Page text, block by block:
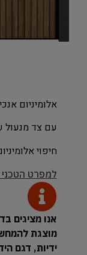
אלומיניום
עם צד מנעול
חיפוי
למפרט
אנו מציגים
מוצגת
ידיות, דגם